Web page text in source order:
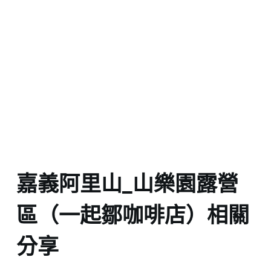
嘉義阿里山_山樂園露營
區（一起鄒咖啡店）相關
分享